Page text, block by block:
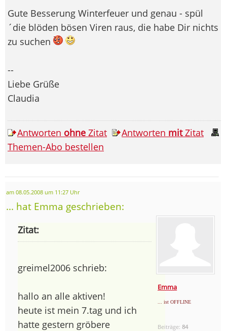
Gute Besserung Winterfeuer und genau - spül
´die blöden bösen Viren raus, die habe Dir nichts
zu suchen
--
Liebe Grüße
Claudia
Antworten ohne Zitat Antworten mitZitat
Themen-Abo bestellen
am 08.05.2008 um 11:27 Uhr
... hat Emma geschrieben:
Emma
... ist OFFLINE
Beiträge:84
Zitat:
greimel2006 schrieb:
hallo an alle aktiven!
heute ist mein 7.tag und ich
hatte gestern gröbere